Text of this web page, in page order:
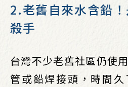
2.老舊自來水含鉛
殺手
台灣不少老舊社區仍使
管或鉛焊接頭，時間